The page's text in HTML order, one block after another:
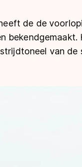
op
de de
van de